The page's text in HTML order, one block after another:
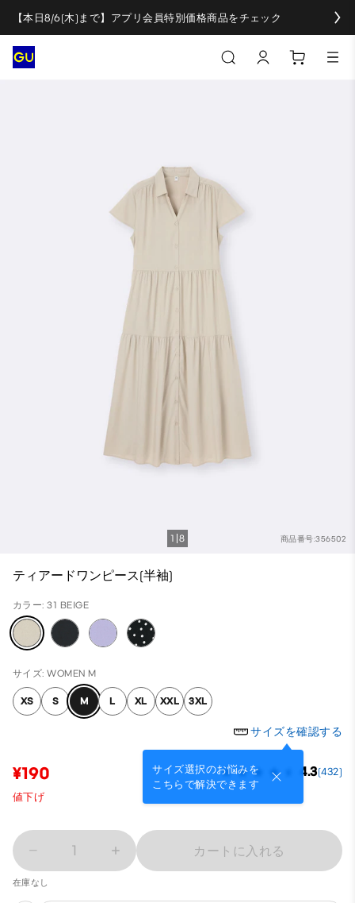
【本日8/6(木)まで】アプリ会員特別価格商品をチェック
商品番号:356502
1 8
ティアードワンピース(半袖)
カラー: 31 BEIGE
サイズ: WOMEN M
XS S M L XL XXL 3XL
サイズを確認する
サイズ選択のお悩みを
こちらで解決できます
¥190 4.3(432)
値下げ
1 カートに入れる
在庫なし